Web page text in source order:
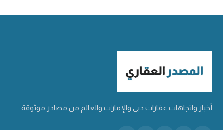
أخبار واتجاهات عقارات دبي والإمارات والعالم من مصادر موثوقة